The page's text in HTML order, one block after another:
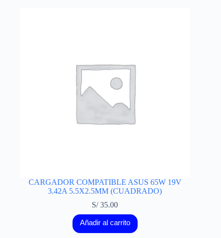
CARGADOR COMPATIBLE ASUS 65W 19V
3.42A 5.5X2.5MM (CUADRADO)
S/35.00
Añadir al carrito